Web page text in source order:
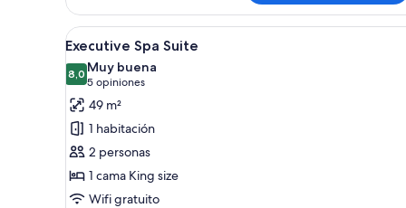
Bedroom
House-
1
Fairlie
Streeet
Ver
todas
las
fotos
de
Executive
Spa
Suite
Habitación de hotel con una
5
Executive Spa Suite
8,08,0 de 10
Muy buena
5 opiniones
(5
opiniones)
49 m²
1 habitación
2 personas
1 cama King size
Wifi gratuito